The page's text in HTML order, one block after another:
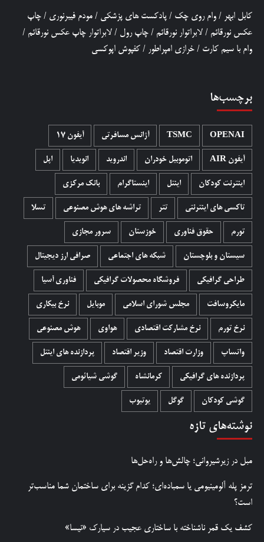
کابل ابهر / وام روی چک / پادکست های پزشکی / مودم فیبرنوری / چاپ
عکس نورقائم / لابراتوار نورقائم / چاپ رول / لابراتوار چاپ عکس نورقائم /
وام با سیم کارت / خرازی امپراطور / کفپوش اپوکسی
برچسب‌ها
OPENAI
TSMC آژانس مسافرتی آیفون 17
آیفون AIR اتوموبیل خودران اندروید انویدیا اپل
اینترنت کودکان اینتل اینستاگرام بانک مرکزی
تاکسی های اینترنتی تتر تراشه های هوش مصنوعی تسلا
تورم حقوق فناوری خوزستان سرور مجازی
سیستان و بلوچستان شبکه های اجتماعی صرافی ارز دیجیتال
طراحی گرافیکی فروشگاه محصولات گرافيکی فناوری آسیا
مایکروسافت مجلس شورای اسلامی موبایل نرخ بیکاری
نرخ تورم نرخ مشارکت اقتصادی هواوی هوش مصنوعی
واتساپ وزارت اقتصاد وزیر اقتصاد پردازنده های اینتل
پردازنده های گرافیکی کرمانشاه گوشی شیائومی
گوشی کودکان گوگل یوتیوب
نوشته‌های تازه
مبل در زیرشیروانی؛ چالش‌ها و راه‌حل‌ها
ترمز پله آلومینیومی یا سمباده‌ای؛ کدام گزینه برای ساختمان شما مناسب‌تر
است؟
کشف یک قمر ناشناخته با ساختاری عجیب در سیارک «نیسا»